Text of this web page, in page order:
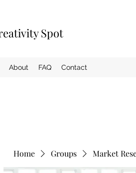
Spot
About FAQ Contact
Home Groups Market